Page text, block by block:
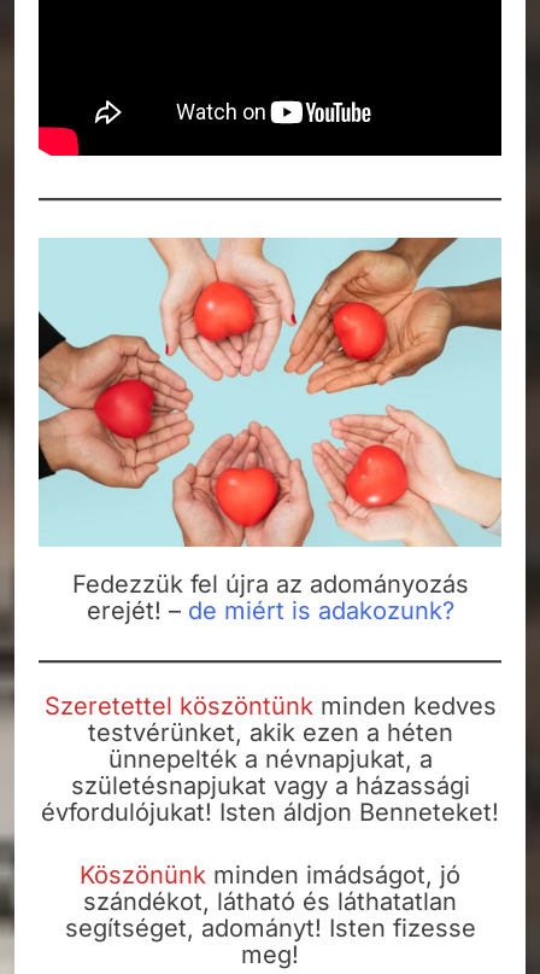
Fedezzük fel újra az adományozás
erejét! – de miért is adakozunk?
Szeretettel köszöntünkminden kedves
testvérünket, akik ezen a héten
ünnepelték a névnapjukat, a
születésnapjukat vagy a házassági
évfordulójukat! Isten áldjon Benneteket!
Köszönünk minden imádságot, jó
szándékot, látható és láthatatlan
segítséget, adományt! Isten fizesse
meg!